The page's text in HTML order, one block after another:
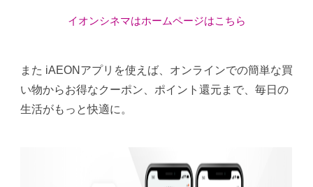
イオンシネマはホームページはこちら
また iAEONアプリを使えば、オンラインでの簡単な買
い物からお得なクーポン、ポイント還元まで、毎日の
生活がもっと快適に。